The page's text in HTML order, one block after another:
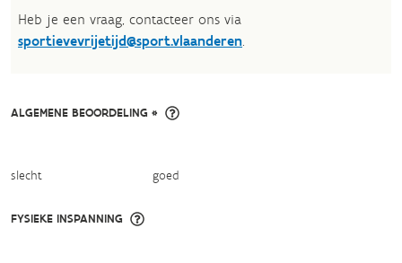
Heb je een vraag, contacteer ons via
sportievevrijetijd@sport.vlaanderen.​
ALGEMENE BEOORDELING *
slecht goed
FYSIEKE INSPANNING